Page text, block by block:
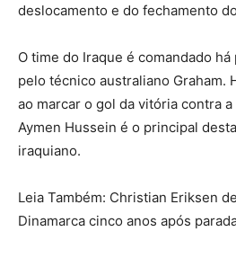
deslocamento e do fechamento
O time do Iraque é comandado
pelo técnico australiano Graham.
ao marcar o gol da vitória contra
Aymen Hussein é o principal
iraquiano.
Leia Também: Christian Eriksen
Dinamarca cinco anos após